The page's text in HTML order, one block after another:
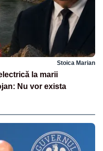
Stoica Marian
la marii
Nu vor exista